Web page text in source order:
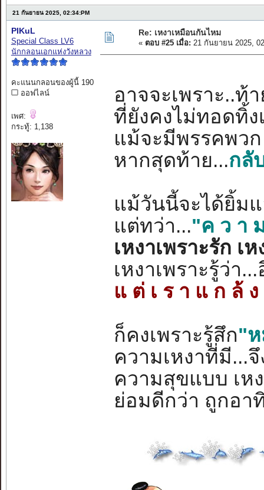
21 กันยายน 2025, 02:34:PM
PIKuL
Special Class LV6
นักกลอนเอกแห่งวังหลวง
คะแนนกลอนของผู้นี้ 190
ออฟไลน์
เพศ:
กระทู้: 1,138
Re: เหงาเหมือนกันไหม
« ตอบ #25 เมื่อ: 21 กันยายน 2025,
อาจจะเพราะ..ท้
ที่ยังคงไม่ทอดทิ้ง
แม้จะมีพรรคพว
หากสุดท้าย...กลั
แม้วันนี้จะได้ยิ้มแ
แต่ทว่า..."ค ว า
เหงาเพราะรัก เ
เหงาเพราะรู้ว่า
แ ต่ เ ร า แ ก ล้
ก็คงเพราะรู้สึก"
ความเหงาที่มี...
ความสุขแบบ เห
ย่อมดีกว่า ถูกอา